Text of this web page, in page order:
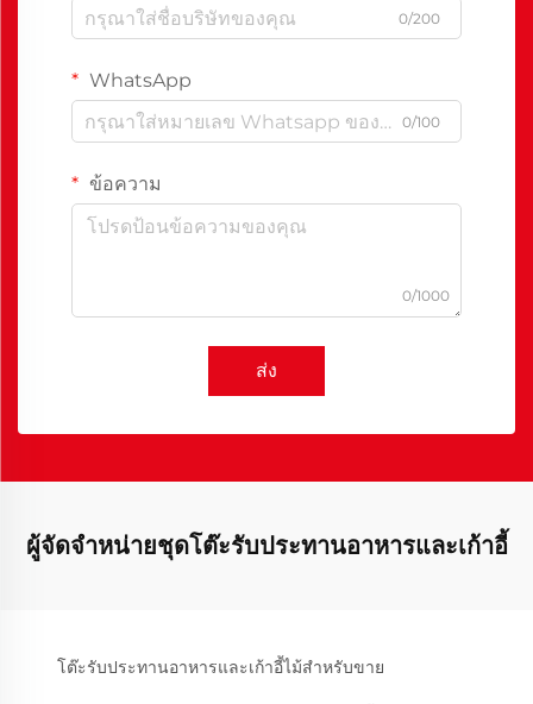
0/200
WhatsApp
0/100
ข้อความ
0/1000
ส่ง
ผู้จัดจำหน่ายชุดโต๊ะรับประทานอาหารและเก้าอี้
โต๊ะรับประทานอาหารและเก้าอี้ไม้สำหรับขาย